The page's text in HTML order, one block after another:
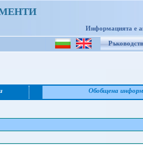
Информацията е
Обобщена